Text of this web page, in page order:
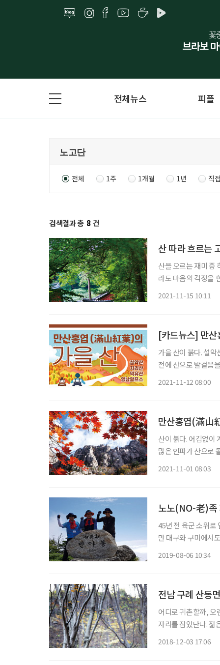
전체뉴스 피플
전체 1주 1개월 1년 직
검색결과 총 8 건
산 따라 흐르는
산을 오르는 재미 중
라도 마음의 걱정을
2021-11-15 10:11
[카드뉴스] 만
가을 산이 붉다. 설
전에 산으로 발걸음
2021-11-12 08:00
만산홍엽(滿山
산이 붉다. 어김없이
많은 인파가 산으로
2021-11-01 08:03
노노(NO-老)족
45년 전 육군 소위로
만 대구와 구미에서
2019-08-06 10:34
전남 구례 산동
어디로 귀촌할까, 오
자리를 잡았단다. 젊
2018-12-03 17:06